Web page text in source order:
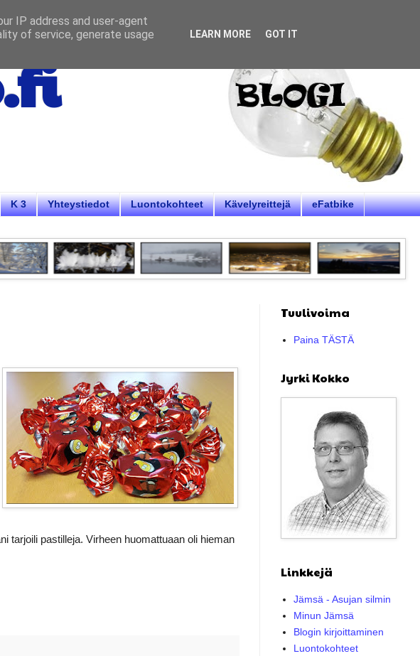
K 3 Yhteystiedot Luontokohteet Kävelyreittejä eFatbike
tarjoili pastilleja. Virheen huomattuaan oli hieman
Tuulivoima
Paina TÄSTÄ
Jyrki Kokko
Linkkejä
Jämsä - Asujan silmin
Minun Jämsä
Blogin kirjoittaminen
Luontokohteet
IP address and user-agent
of service, generate usage
LEARN MORE GOT IT